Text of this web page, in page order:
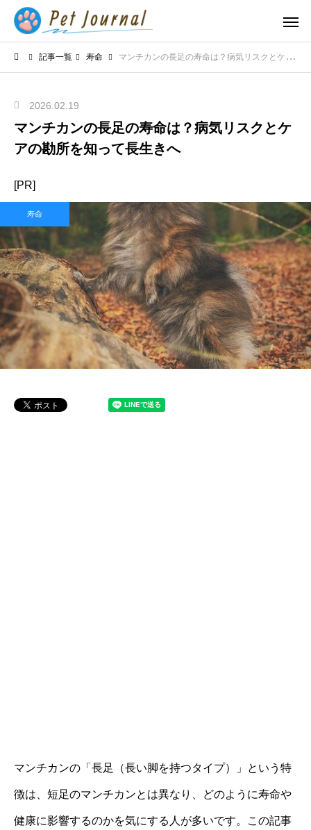
記事一覧 寿命 マンチカンの長足の寿命は？病気リスクとケアの勘所を知って長生きへ
2026.02.19
マンチカンの長足の寿命は？病気リスクとケ
アの勘所を知って長生きへ
[PR]
寿命
マンチカンの「長足（長い脚を持つタイプ）」という特
徴は、短足のマンチカンとは異なり、どのように寿命や
健康に影響するのかを気にする人が多いです。この記事